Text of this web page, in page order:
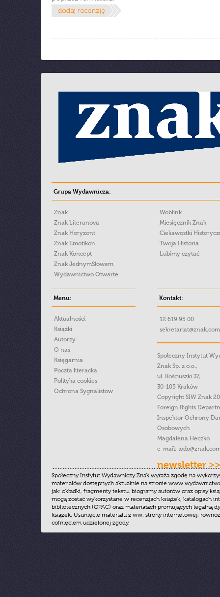
Grupa Wydawnicza:
Znak
Znak Literanova
Znak Horyzont
Znak Emotikon
Znak Koncept
Znak JednymSłowem
Wydawnictwo Otwarte
Woblink
Miesięcznik Znak
Ciekawostki
Twoja Historia
Lubimy czytać
Menu:
Aktualności
Książki
Autorzy
O nas
Księgarnia
Poczta literacka
Polityka cookies
Ochrona Sygnalistow
Kontakt:
12 619 95 00
Społeczny Instytut
Znak Sp. z o.o.,
ul. Kościuszki 37,
30-105 Kraków
Copyright SIW Znak
Foreign Rights
Inspektor Ochrony
Osobowych
Magdalena Heczko
e-mail:
newsletter >>
Społeczny Instytut Wydawniczy Znak wyraża zgodę na
materiałów dostępnych aktualnie na stronie
jak: okładki, fragmenty tekstu, biogramy autorów oraz opisy
mogą zostać wykorzystane w recenzjach książek, katalogach
bibliotecznych (OPAC) oraz materiałach promujących legalną
książek. Usunięcie materiału z ww. strony internetowej,
cofnięciem udzielonej zgody.